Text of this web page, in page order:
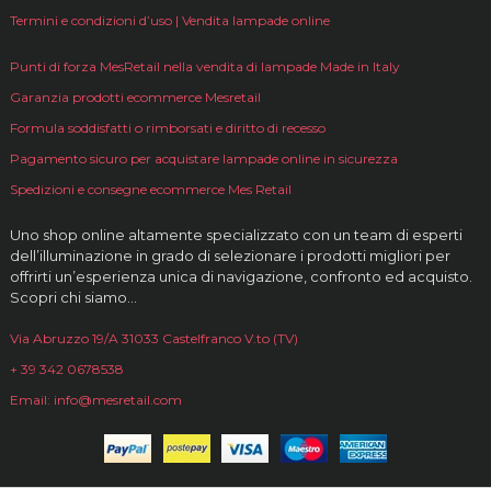
Termini e condizioni d’uso | Vendita lampade online
Punti di forza MesRetail nella vendita di lampade Made in Italy
Garanzia prodotti ecommerce Mesretail
Formula soddisfatti o rimborsati e diritto di recesso
Pagamento sicuro per acquistare lampade online in sicurezza
Spedizioni e consegne ecommerce Mes Retail
Uno shop online altamente specializzato con un team di esperti
dell’illuminazione in grado di selezionare i prodotti migliori per
offrirti un’esperienza unica di navigazione, confronto ed acquisto.
Scopri chi siamo…
Via Abruzzo 19/A 31033 Castelfranco V.to (TV)
+ 39 342 0678538
Email: info@mesretail.com